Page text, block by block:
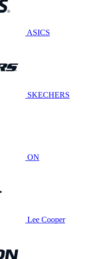
ASICS
SKECHERS
ON
Lee Cooper